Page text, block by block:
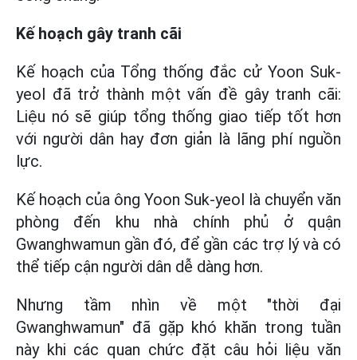
Kế hoạch gây tranh cãi
Kế hoạch của Tổng thống đắc cử Yoon Suk-
yeol đã trở thành một vấn đề gây tranh cãi:
Liệu nó sẽ giúp tổng thống giao tiếp tốt hơn
với người dân hay đơn giản là lãng phí nguồn
lực.
Kế hoạch của ông Yoon Suk-yeol là chuyển văn
phòng đến khu nhà chính phủ ở quận
Gwanghwamun gần đó, để gần các trợ lý và có
thể tiếp cận người dân dễ dàng hơn.
Nhưng tầm nhìn về một "thời đại
Gwanghwamun" đã gặp khó khăn trong tuần
này khi các quan chức đặt câu hỏi liệu văn